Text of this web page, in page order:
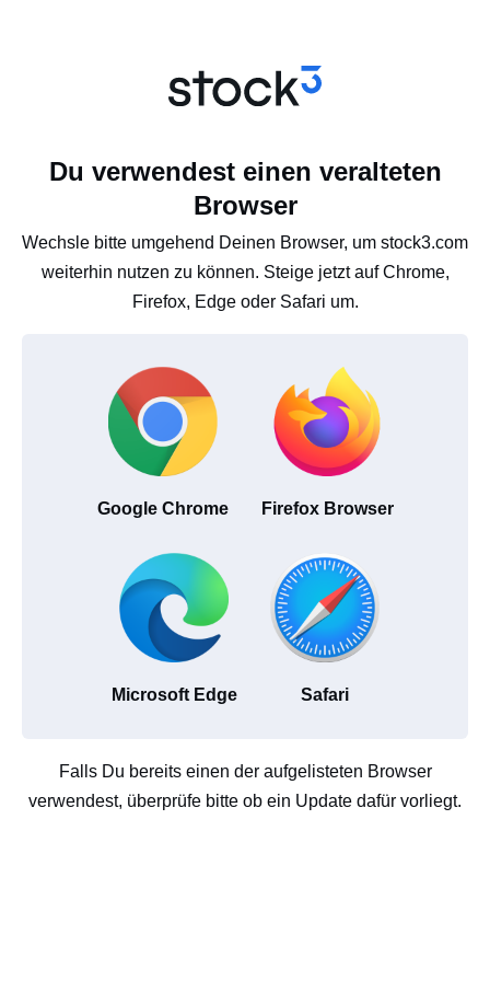
Du verwendest einen veralteten
Browser
Wechsle bitte umgehend Deinen Browser, um stock3.com
weiterhin nutzen zu können. Steige jetzt auf Chrome,
Firefox, Edge oder Safari um.
Google Chrome Firefox Browser
Microsoft Edge Safari
Falls Du bereits einen der aufgelisteten Browser
verwendest, überprüfe bitte ob ein Update dafür vorliegt.